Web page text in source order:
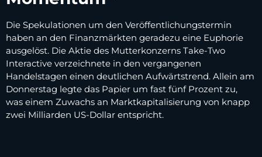
Die Spekulationen um den Veröffentlichungstermin
haben an den Finanzmärkten geradezu eine Euphorie
ausgelöst. Die Aktie des Mutterkonzerns Take-Two
Interactive verzeichnete in den vergangenen
Handelstagen einen deutlichen Aufwärtstrend. Allein am
Donnerstag legte das Papier um fast fünf Prozent zu,
was einem Zuwachs an Marktkapitalisierung von knapp
zwei Milliarden US-Dollar entspricht.